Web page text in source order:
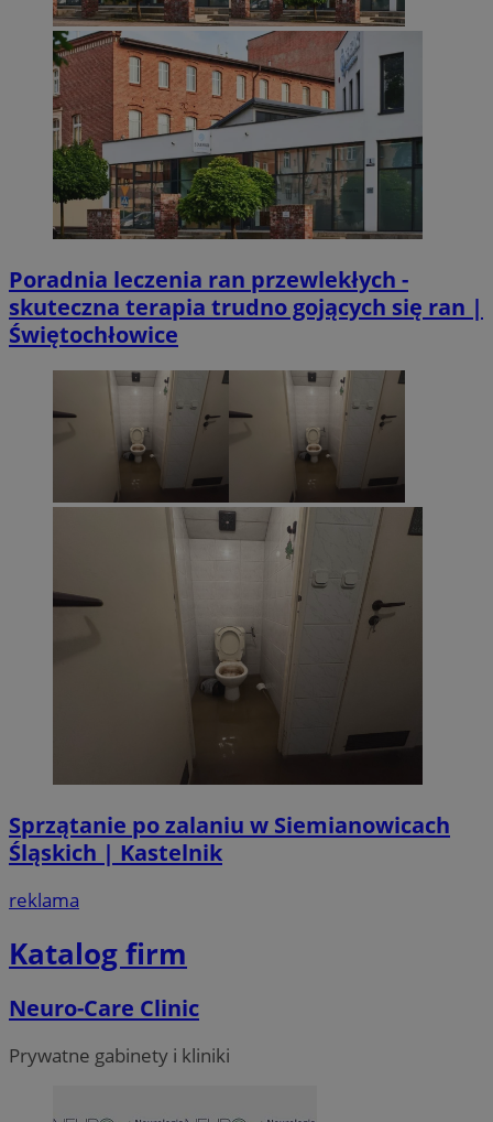
Poradnia leczenia ran przewlekłych -
skuteczna terapia trudno gojących się ran |
Świętochłowice
Sprzątanie po zalaniu w Siemianowicach
Śląskich | Kastelnik
reklama
Katalog firm
Neuro-Care Clinic
Prywatne gabinety i kliniki